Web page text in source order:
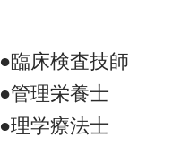
●臨床検査技師
●管理栄養士
●理学療法士